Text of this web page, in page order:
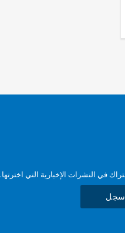
في النشرات الإخبارية التي اخترتها.
سجل